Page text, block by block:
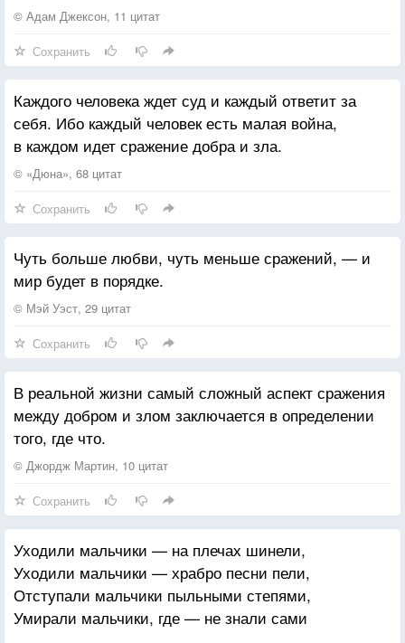
© Адам Джексон, 11 цитат
Сохранить
Каждого человека ждет суд и каждый ответит за
себя. Ибо каждый человек есть малая война,
в каждом идет сражение добра и зла.
© «Дюна», 68 цитат
Сохранить
Чуть больше любви, чуть меньше сражений, — и
мир будет в порядке.
© Мэй Уэст, 29 цитат
Сохранить
В реальной жизни самый сложный аспект сражения
между добром и злом заключается в определении
того, где что.
© Джордж Мартин, 10 цитат
Сохранить
Уходили мальчики — на плечах шинели,
Уходили мальчики — храбро песни пели,
Отступали мальчики пыльными степями,
Умирали мальчики, где — не знали сами